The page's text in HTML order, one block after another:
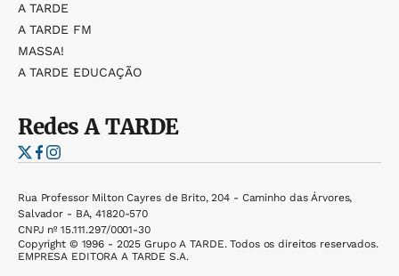
A TARDE
A TARDE FM
MASSA!
A TARDE EDUCAÇÃO
RedesA TARDE
Rua Professor Milton Cayres de Brito, 204 - Caminho das Árvores,
Salvador - BA, 41820-570
CNPJ nº 15.111.297/0001-30
Copyright © 1996 - 2025 Grupo A TARDE. Todos os direitos reservados.
EMPRESA EDITORA A TARDE S.A.